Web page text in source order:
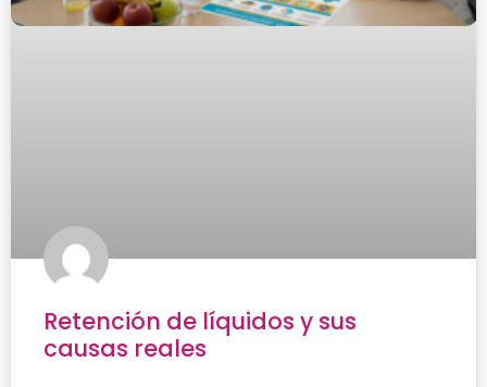
Retención de líquidos y sus
causas reales